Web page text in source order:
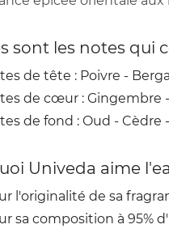
sont les notes qui
de tête : Poivre -
de cœur : Gingembre
de fond : Oud - Cèdre
Univeda aime
l'originalité de sa
sa composition à 95%